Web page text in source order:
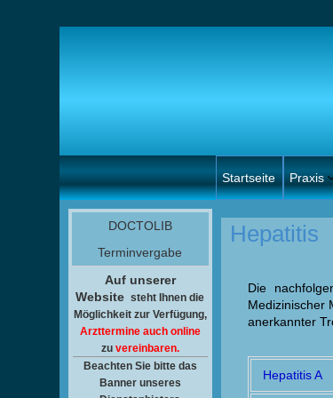
Startseite Praxis
DOCTOLIB
Terminvergabe
Auf unserer
Website steht Ihnendie
Möglichkeit zur Verfügung,
Arzttermine auch online
zu vereinbaren.
Beachten Sie bitte das
Banner unseres
Hepatitis
Die
Medizinischer
anerkannter
Hepatitis A